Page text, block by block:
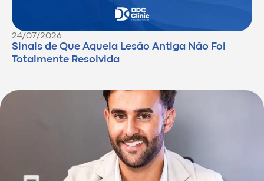
24/07/2026
Sinais de Que Aquela Lesão Antiga Não Foi
Totalmente Resolvida